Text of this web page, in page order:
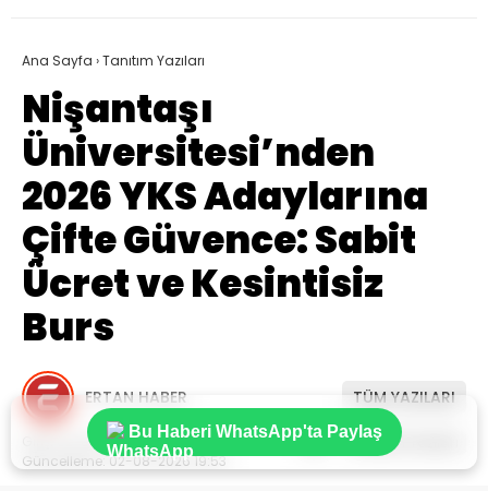
Ana Sayfa ›Tanıtım Yazıları
Nişantaşı
Üniversitesi’nden
2026 YKS Adaylarına
Çifte Güvence: Sabit
Ücret ve Kesintisiz
Burs
ERTAN HABER TÜM YAZILARI
Giriş: 02-08-2026 19:53
Güncelleme: 02-08-2026 19:53
7 Tanıtım Yazıları
Bu Haberi WhatsApp'ta Paylaş